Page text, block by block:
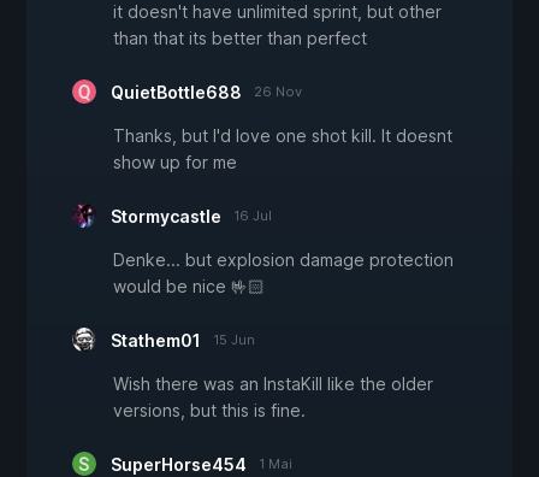
it doesn't have unlimited sprint, but other
than that its better than perfect
QuietBottle688 26 Nov
Thanks, but I'd love one shot kill. It doesnt
show up for me
Stormycastle 16 Jul
Denke... but explosion damage protection
would be nice 🤟🏻
Stathem01 15 Jun
Wish there was an InstaKill like the older
versions, but this is fine.
SuperHorse454 1 Mai